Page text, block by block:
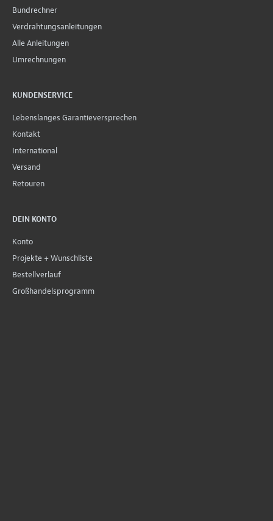
Bundrechner
Verdrahtungsanleitungen
Alle Anleitungen
Umrechnungen
KUNDENSERVICE
Lebenslanges Garantieversprechen
Kontakt
International
Versand
Retouren
DEIN KONTO
Konto
Projekte + Wunschliste
Bestellverlauf
Großhandelsprogramm